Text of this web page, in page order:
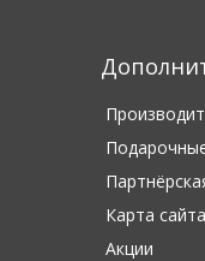
Карта сайта
Акции